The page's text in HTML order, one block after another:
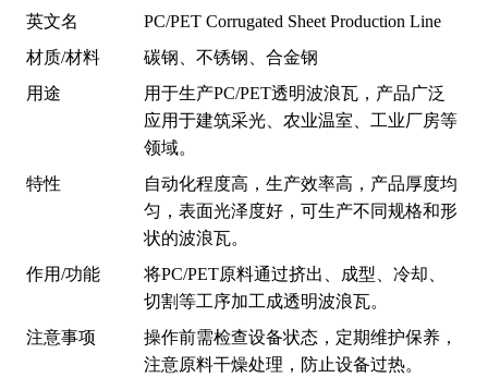
英文名
PC/PET Corrugated Sheet Production Line
材质/材料
碳钢、不锈钢、合金钢
用途
用于生产PC/PET透明波浪瓦，产品广泛
应用于建筑采光、农业温室、工业厂房等
领域。
特性
自动化程度高，生产效率高，产品厚度均
匀，表面光泽度好，可生产不同规格和形
状的波浪瓦。
作用/功能
将PC/PET原料通过挤出、成型、冷却、
切割等工序加工成透明波浪瓦。
注意事项
操作前需检查设备状态，定期维护保养，
注意原料干燥处理，防止设备过热。